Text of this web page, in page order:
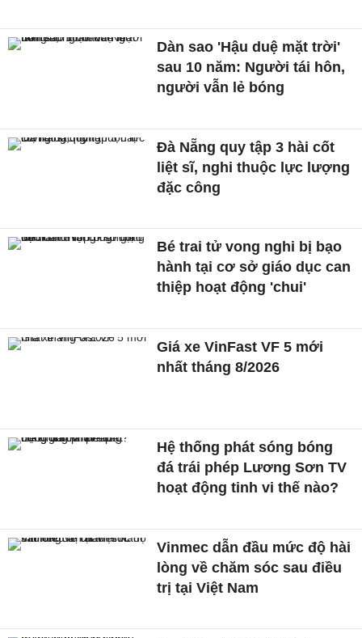
Dàn sao 'Hậu duệ mặt trời'
sau 10 năm: Người tái hôn,
người vẫn lẻ bóng
Đà Nẵng quy tập 3 hài cốt
liệt sĩ, nghi thuộc lực lượng
đặc công
Bé trai tử vong nghi bị bạo
hành tại cơ sở giáo dục can
thiệp hoạt động 'chui'
Giá xe VinFast VF 5 mới
nhất tháng 8/2026
Hệ thống phát sóng bóng
đá trái phép Lương Sơn TV
hoạt động tinh vi thế nào?
Vinmec dẫn đầu mức độ hài
lòng về chăm sóc sau điều
trị tại Việt Nam